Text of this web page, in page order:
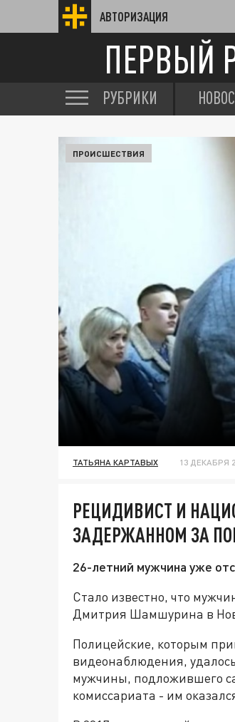
АВТОРИЗАЦИЯ
ПЕРВЫЙ
РУБРИКИ
ПРОИСШЕСТВИЯ
ТАТЬЯНА КАРТАВЫХ 13 ДЕКАБРЯ
РЕЦИДИВИСТ И
ЗАДЕРЖАННОМ ЗА
26-летний мужчина уже
Cтало известно, что
Дмитрия Шамшурина в
Полицейские, которым
видеонаблюдения,
мужчины, подложившего
комиссариата - им